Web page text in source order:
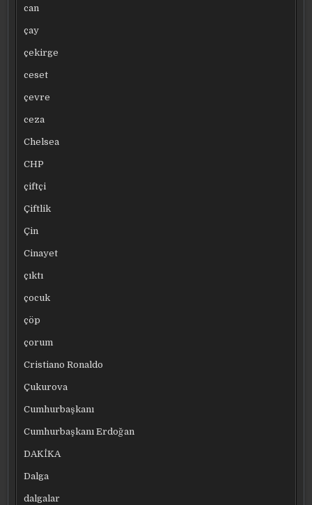
can
çay
çekirge
ceset
çevre
ceza
Chelsea
CHP
çiftçi
Çiftlik
Çin
Cinayet
çıktı
çocuk
çöp
çorum
Cristiano Ronaldo
Çukurova
Cumhurbaşkanı
Cumhurbaşkanı Erdoğan
DAKİKA
Dalga
dalgalar